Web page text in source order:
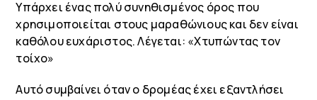
Υπάρχει ένας πολύ συνηθισμένος όρος που
χρησιμοποιείται στους μαραθώνιους και δεν είναι
καθόλου ευχάριστος. Λέγεται: «Χτυπώντας τον
τοίχο»
Αυτό συμβαίνει όταν ο δρομέας έχει εξαντλήσει